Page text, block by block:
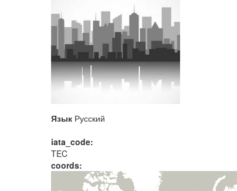
Язык Русский
iata_code:
TEC
coords: